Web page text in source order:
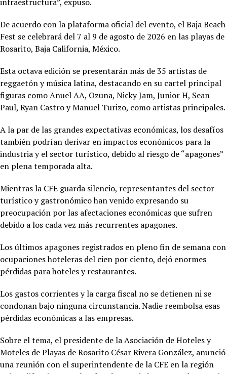
De acuerdo con la plataforma oficial del evento, el Baja Beach
Fest se celebrará del 7 al 9 de agosto de 2026 en las playas de
Rosarito, Baja California, México.
Esta octava edición se presentarán más de 35 artistas de
reggaetón y música latina, destacando en su cartel principal
figuras como Anuel AA, Ozuna, Nicky Jam, Junior H, Sean
Paul, Ryan Castro y Manuel Turizo, como artistas principales.
A la par de las grandes expectativas económicas, los desafíos
también podrían derivar en impactos económicos para la
industria y el sector turístico, debido al riesgo de “apagones”
en plena temporada alta.
Mientras la CFE guarda silencio, representantes del sector
turístico y gastronómico han venido expresando su
preocupación por las afectaciones económicas que sufren
debido a los cada vez más recurrentes apagones.
Los últimos apagones registrados en pleno fin de semana con
ocupaciones hoteleras del cien por ciento, dejó enormes
pérdidas para hoteles y restaurantes.
Los gastos corrientes y la carga fiscal no se detienen ni se
condonan bajo ninguna circunstancia. Nadie reembolsa esas
pérdidas económicas a las empresas.
Sobre el tema, el presidente de la Asociación de Hoteles y
Moteles de Playas de Rosarito César Rivera González, anunció
una reunión con el superintendente de la CFE en la región